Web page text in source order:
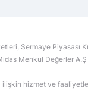
Sermaye Piyasası
Menkul Değerler A.Ş
ilişkin hizmet ve